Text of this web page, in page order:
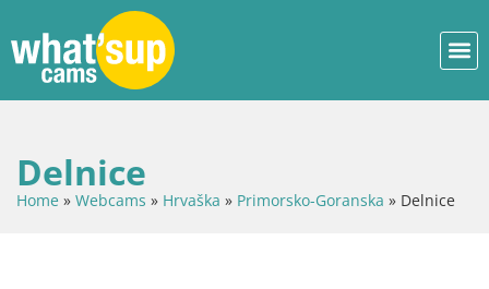
Delnice
Home » Webcams » Hrvaška » Primorsko-Goranska » Delnice